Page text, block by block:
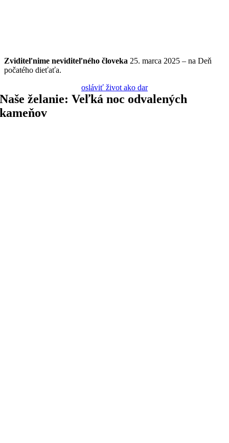
Zviditeľnime neviditeľného človeka 25. marca 2025 – na Deň
počatého dieťaťa.
osláviť život ako dar
Naše želanie: Veľká noc odvalených
kameňov